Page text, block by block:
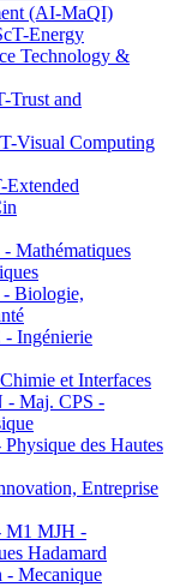
(AI-MaQI)
Energy
Technology &
Trust and
Visual Computing
Mathématiques
Biologie,
Ingénierie
et Interfaces
- Maj. CPS -
des Hautes
Entreprise
MJH -
Hadamard
Mecanique